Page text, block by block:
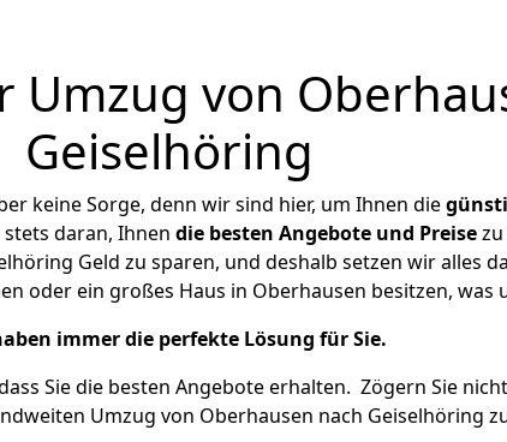
Umzug von
Geiselhöring
keine Sorge, denn wir sind hier, um Ihnen die
daran, Ihnen die besten Angebote und Preisezu
Geld zu sparen, und deshalb setzen wir alles
oder ein großes Haus in Oberhausen besitzen, was
immer die perfekte Lösung für Sie.
Sie die besten Angebote erhalten. Zögern Sie
Umzug von Oberhausen nach Geiselhöring